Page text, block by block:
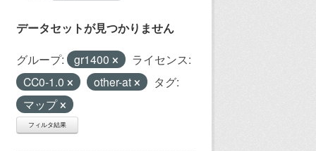
データセットが見つかりません
グループ: gr1400
ライセンス:
CC0-1.0
other-at
タグ:
マップ
フィルタ結果